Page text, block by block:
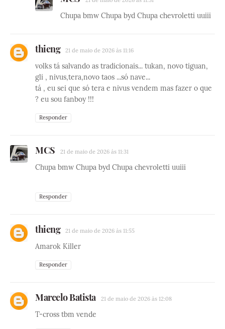
Chupa bmw Chupa byd Chupa chevroletti uuiii
thieng 21 de maio de 2026 às 11:16
volks tá salvando as tradicionais... tukan, novo tiguan,
gli , nivus,tera,novo taos ...só nave...
tá , eu sei que só tera e nivus vendem mas fazer o que
? eu sou fanboy !!!
Responder
MCS 21 de maio de 2026 às 11:31
Chupa bmw Chupa byd Chupa chevroletti uuiii
Responder
thieng 21 de maio de 2026 às 11:55
Amarok Killer
Responder
Marcelo Batista 21 de maio de 2026 às 12:08
T-cross tbm vende